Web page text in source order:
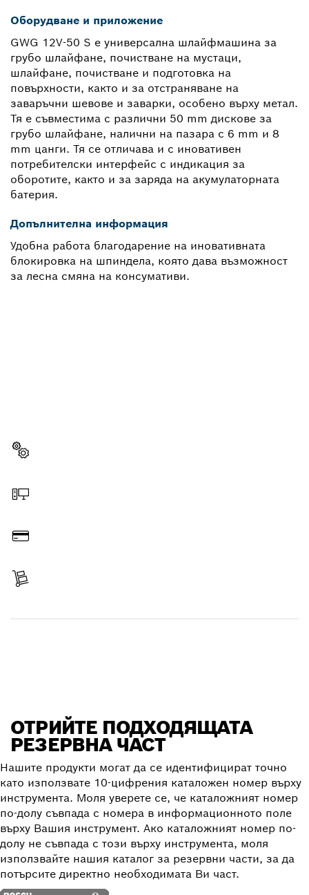
Оборудване и приложение
GWG 12V-50 S е универсална шлайфмашина за
грубо шлайфане, почистване на мустаци,
шлайфане, почистване и подготовка на
повърхности, както и за отстраняване на
заваръчни шевове и заварки, особено върху метал.
Тя е съвместима с различни 50 mm дискове за
грубо шлайфане, налични на пазара с 6 mm и 8
mm цанги. Тя се отличава и с иновативен
потребителски интерфейс с индикация за
оборотите, както и за заряда на акумулаторната
батерия.
Допълнителна информация
Удобна работа благодарение на иновативната
блокировка на шпиндела, която дава възможност
за лесна смяна на консумативи.
ОТРИЙТЕ ПОДХОДЯЩАТА
РЕЗЕРВНА ЧАСТ
Нашите продукти могат да се идентифицират точно
като използвате 10-цифрения каталожен номер върху
инструмента. Моля уверете се, че каталожният номер
по-долу съвпада с номера в информационното поле
върху Вашия инструмент. Ако каталожният номер по-
долу не съвпада с този върху инструмента, моля
използвайте нашия каталог за резервни части, за да
потърсите директно необходимата Ви част.